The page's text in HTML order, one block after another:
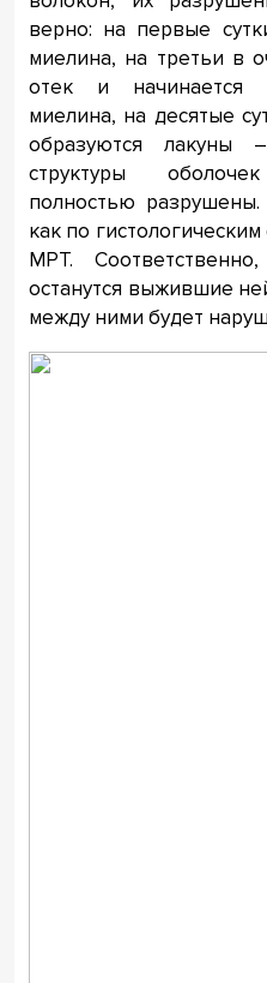
верно: на первые
миелина, на третьи в
отек и начинается
миелина, на десятые
образуются лакуны
структуры
полностью
как по
МРТ.
останутся выжившие
между ними будет